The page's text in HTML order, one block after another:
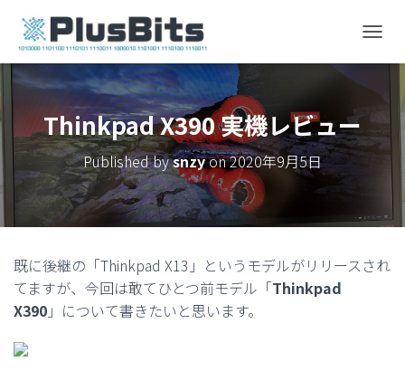
O
E
N
G
I
Thinkpad X390 実機レビュー
Published bysnzyon2020年9月5日
既に後継の「Thinkpad X13」というモデルがリリースされ
てますが、今回は敢てひとつ前モデル「Thinkpad
X390 」について書きたいと思います。